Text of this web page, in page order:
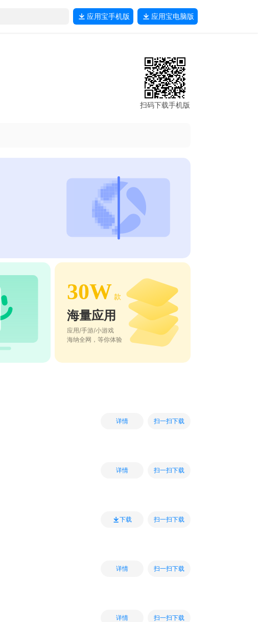
应用宝手机版 应用宝电脑版
扫码下载手机版
30W 款
海量应用
应用/手游/小游戏
海纳全网，等你体验
详情 扫一扫下载
详情 扫一扫下载
下载 扫一扫下载
详情 扫一扫下载
详情 扫一扫下载